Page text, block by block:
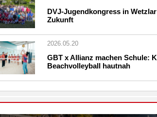
DVJ-Jugendkongress in
Zukunft
2026.05.20
GBT x Allianz machen Schule:
Beachvolleyball hautnah